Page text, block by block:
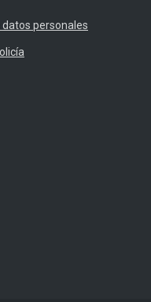
personales